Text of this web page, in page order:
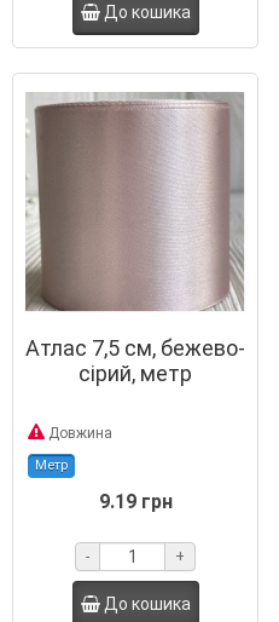
До кошика
Атлас 7,5 см, бежево-
сірий, метр
Довжина
Метр
9.19 грн
- +
До кошика